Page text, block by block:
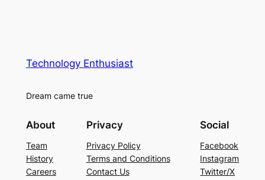
Technology Enthusiast
Dream came true
About
Team
History
Careers
Privacy
Privacy Policy
Terms and Conditions
Contact Us
Social
Facebook
Instagram
Twitter/X